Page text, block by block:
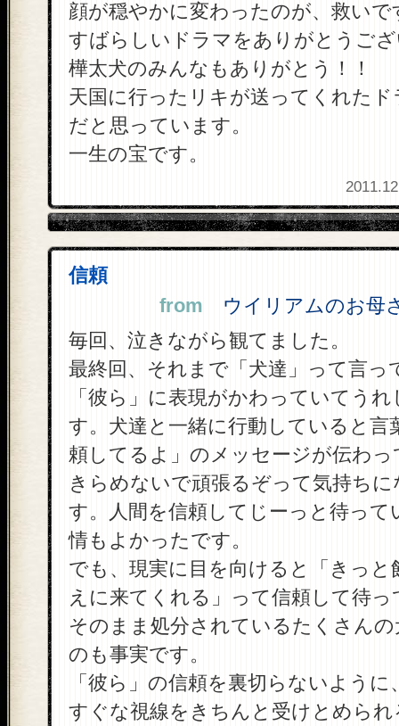
顔が穏やかに変わったのが、救いで
すばらしいドラマをありがとうご
樺太犬のみんなもありがとう！！
天国に行ったリキが送ってくれたド
だと思っています。
一生の宝です。
信頼
from ウイリアムのお母
毎回、泣きながら観てました。
最終回、それまで「犬達」って言っ
「彼ら」に表現がかわっていてう
す。犬達と一緒に行動していると言
頼してるよ」のメッセージが伝わっ
きらめないで頑張るぞって気持ち
す。人間を信頼してじーっと待って
情もよかったです。
でも、現実に目を向けると「きっと
えに来てくれる」って信頼して待
そのまま処分されているたくさん
のも事実です。
「彼ら」の信頼を裏切らないよう
すぐな視線をきちんと受けとめら